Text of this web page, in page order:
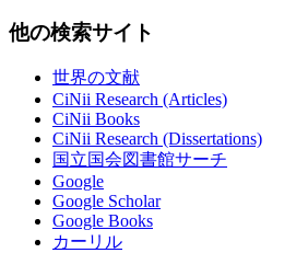
他の検索サイト
世界の文献
CiNii Research (Articles)
CiNii Books
CiNii Research (Dissertations)
国立国会図書館サーチ
Google
Google Scholar
Google Books
カーリル